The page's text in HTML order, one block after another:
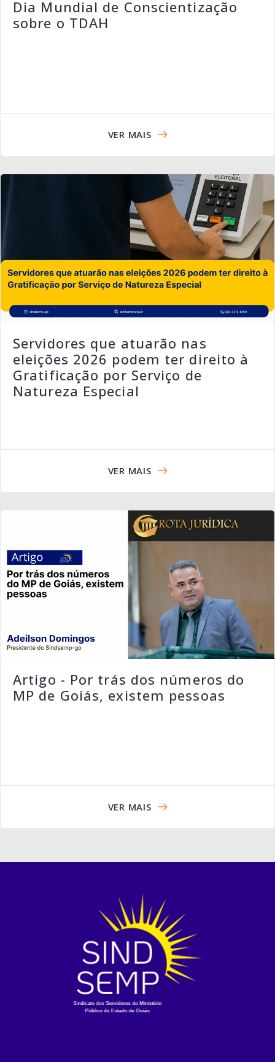
Dia Mundial de Conscientização
sobre o TDAH
VER MAIS
Servidores que atuarão nas
eleições 2026 podem ter direito à
Gratificação por Serviço de
Natureza Especial
VER MAIS
Artigo - Por trás dos números do
MP de Goiás, existem pessoas
VER MAIS